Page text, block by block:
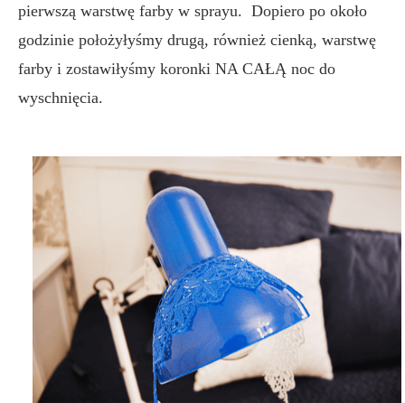
pierwszą warstwę farby w sprayu. Dopiero po około
godzinie położyłyśmy drugą, również cienką, warstwę
farby i zostawiłyśmy koronki NA CAŁĄ noc do
wyschnięcia.